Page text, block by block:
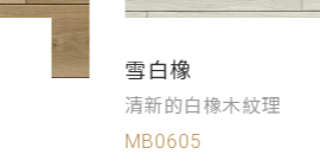
雪白橡
清新的白橡木紋理
MB0605